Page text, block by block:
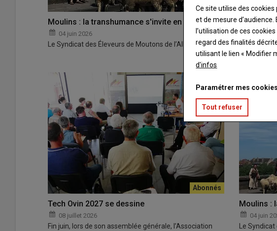
Moulins : la transhumance s'invite en ville
04 juin 2026
Le Syndicat des Éleveurs de Moutons de l’Allier (SEMA) a organisé une
Tech Ovin 2027 se dessine
08 juillet 2026
Fin juin, lors de son assemblée générale, l’Association
Moulins :
04 juin
Le Syndicat
Ce site utilise des
et de mesure
l’utilisation de ces
regard des finalités
utilisant le lien « Modifier
d'infos
Paramétrer mes cookies
Tout refuser